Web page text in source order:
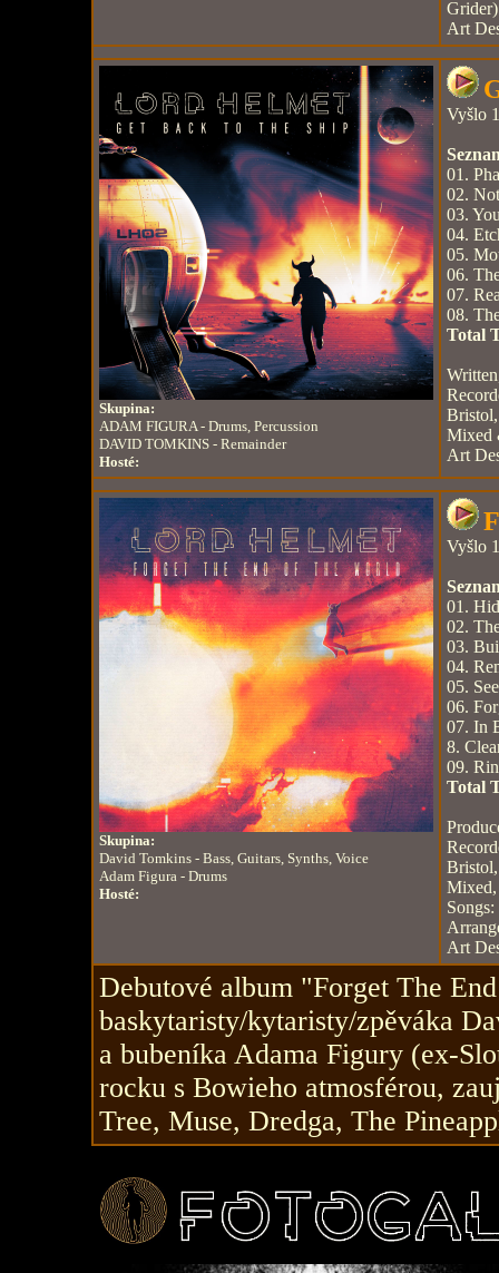
Grider)
Art
Skupina:
ADAM FIGURA - Drums, Percussion
DAVID TOMKINS - Remainder
Hosté:
Vyšlo
01.
02.
03.
04.
05.
06.
07.
08.
Total
Mixed
Art
Skupina:
David Tomkins - Bass, Guitars, Synths, Voice
Adam Figura - Drums
Hosté:
Vyšlo
01.
02.
03.
04.
05.
06.
07. In
8.
09.
Total
Mixed,
Art
Debutové album "Forget The
baskytaristy/kytaristy/zpěváka
a bubeníka Adama Figury (ex-
rocku s Bowieho atmosférou,
Tree, Muse, Dredga, The